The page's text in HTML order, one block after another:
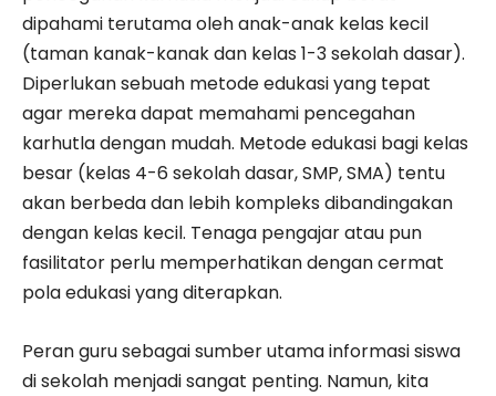
dipahami terutama oleh anak-anak kelas kecil
(taman kanak-kanak dan kelas 1-3 sekolah dasar).
Diperlukan sebuah metode edukasi yang tepat
agar mereka dapat memahami pencegahan
karhutla dengan mudah. Metode edukasi bagi kelas
besar (kelas 4-6 sekolah dasar, SMP, SMA) tentu
akan berbeda dan lebih kompleks dibandingakan
dengan kelas kecil. Tenaga pengajar atau pun
fasilitator perlu memperhatikan dengan cermat
pola edukasi yang diterapkan.
Peran guru sebagai sumber utama informasi siswa
di sekolah menjadi sangat penting. Namun, kita